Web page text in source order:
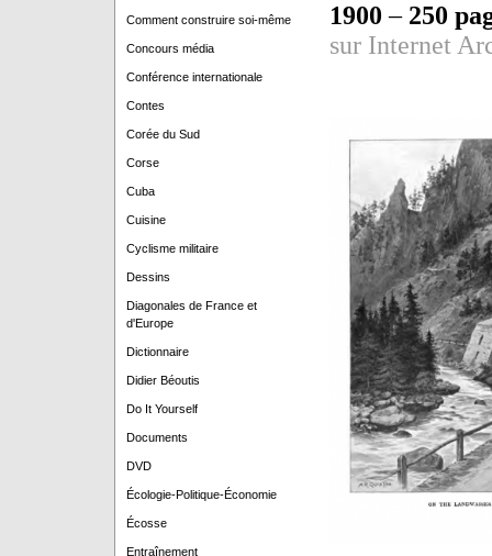
Comment construire soi-même
Concours média
Conférence internationale
Contes
Corée du Sud
Corse
Cuba
Cuisine
Cyclisme militaire
Dessins
Diagonales de France et
d'Europe
Dictionnaire
Didier Béoutis
Do It Yourself
Documents
DVD
Écologie-Politique-Économie
Écosse
Entraînement
1900 – 250
sur Internet